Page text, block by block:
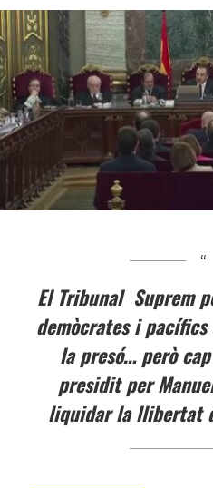
El Tribunal Suprem
demòcrates i
la presó… però
presidit per
liquidar la llibertat